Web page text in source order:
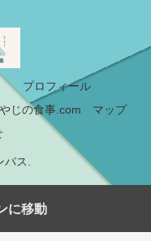
プロフィール
じの食事.com マップ
ス.
に移動